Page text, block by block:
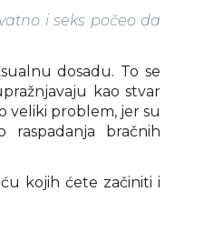
i seks počeo da
dosadu. To se
kao stvar
veliki problem, jer su
bračnih
kojih ćete začiniti i